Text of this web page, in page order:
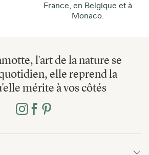
France, en Belgique et à
Monaco.
l'art de la nature se
elle reprend la
mérite à vos côtés